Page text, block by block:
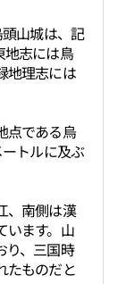
山城は、記
地志には鳥
地理志には
点である烏
トルに及ぶ
、南側は漢
います。山
り、三国時
たものだと